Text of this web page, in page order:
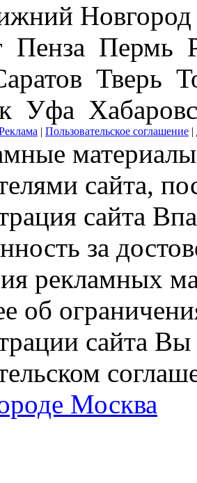
Пенза Пермь
Тверь
Уфа
| Пользовательское соглашение |
сайта,
сайта
за
рекламных
об
сайта Вы
Москва